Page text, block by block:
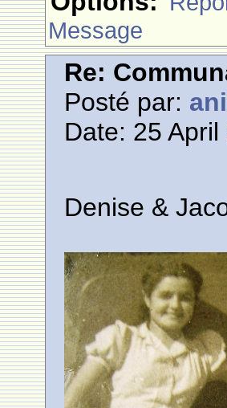
Message
Re:
Posté par:
Date: 25
Denise &